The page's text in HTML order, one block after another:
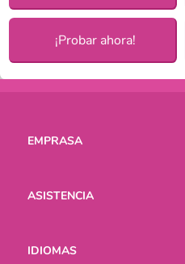
¡Probar ahora!
EMPRASA
ASISTENCIA
IDIOMAS